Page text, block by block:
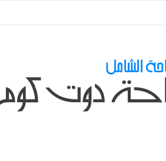
عندك سؤال او استفسار ماتدرددش فى طلب